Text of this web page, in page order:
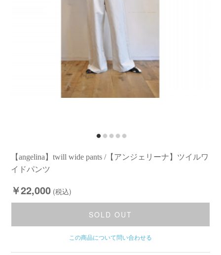
【angelina】twill wide pants /【アンジェリーナ】ツイルワ
イドパンツ
￥22,000 (税込)
SOLD OUT
この商品について問い合わせる